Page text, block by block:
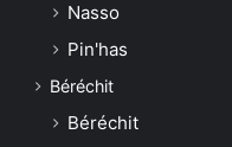
Nasso
Pin'has
Béréchit
Béréchit